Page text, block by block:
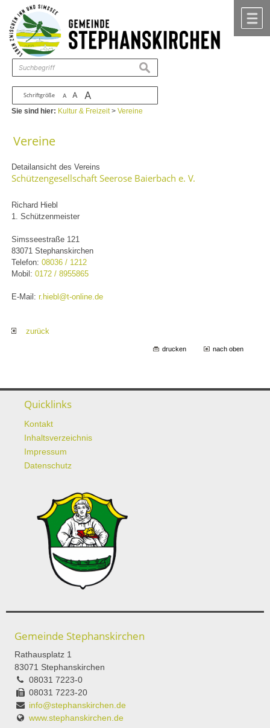
Zum Inhalt ,zur Navigation
Schriftgröße A A A
suchen
Sie sind hier: Kultur & Freizeit>Vereine
Vereine
Detailansicht des Vereins
Schützengesellschaft Seerose Baierbach e. V.
Richard Hiebl
1. Schützenmeister
Simsseestraße 121
83071 Stephanskirchen
Telefon:08036 / 1212
Mobil:0172 / 8955865
E-Mail:r.hiebl@t-online.de
zurück
drucken nach oben
Quicklinks
Kontakt
Inhaltsverzeichnis
Impressum
Datenschutz
Gemeinde Stephanskirchen
Rathausplatz 1
83071 Stephanskirchen
08031 7223-0
08031 7223-20
info@stephanskirchen.de
www.stephanskirchen.de